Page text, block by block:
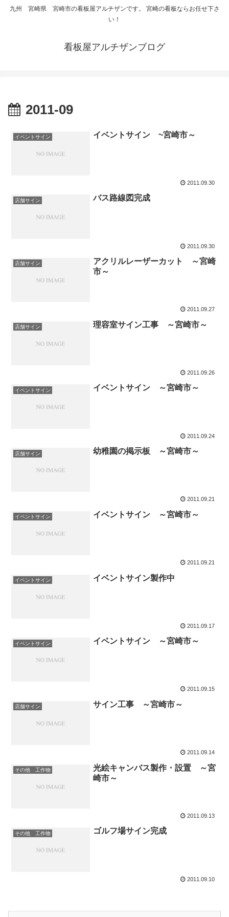
九州 宮崎県 宮崎市の看板屋アルチザンです。 宮崎の看板ならお任せ下さ
い！
看板屋アルチザンブログ
2011-09
イベントサイン イベントサイン ~宮崎市～
2011.09.30
店舗サイン バス路線図完成
2011.09.30
店舗サイン
アクリルレーザーカット ～宮崎
市～
2011.09.27
店舗サイン 理容室サイン工事 ～宮崎市～
2011.09.26
イベントサイン イベントサイン ～宮崎市～
2011.09.24
店舗サイン 幼稚園の掲示板 ～宮崎市～
2011.09.21
イベントサイン イベントサイン ～宮崎市～
2011.09.21
イベントサイン イベントサイン製作中
2011.09.17
イベントサイン イベントサイン ～宮崎市～
2011.09.15
店舗サイン サイン工事 ～宮崎市～
2011.09.14
その他 工作物
光絵キャンバス製作・設置 ～宮
崎市～
2011.09.13
その他 工作物 ゴルフ場サイン完成
2011.09.10